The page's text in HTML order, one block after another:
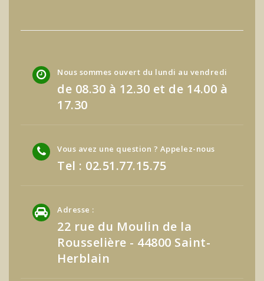
Nous sommes ouvert du lundi au vendredi
de 08.30 à 12.30 et de 14.00 à
17.30
Vous avez une question ? Appelez-nous
Tel : 02.51.77.15.75
Adresse :
22 rue du Moulin de la
Rousselière - 44800 Saint-
Herblain